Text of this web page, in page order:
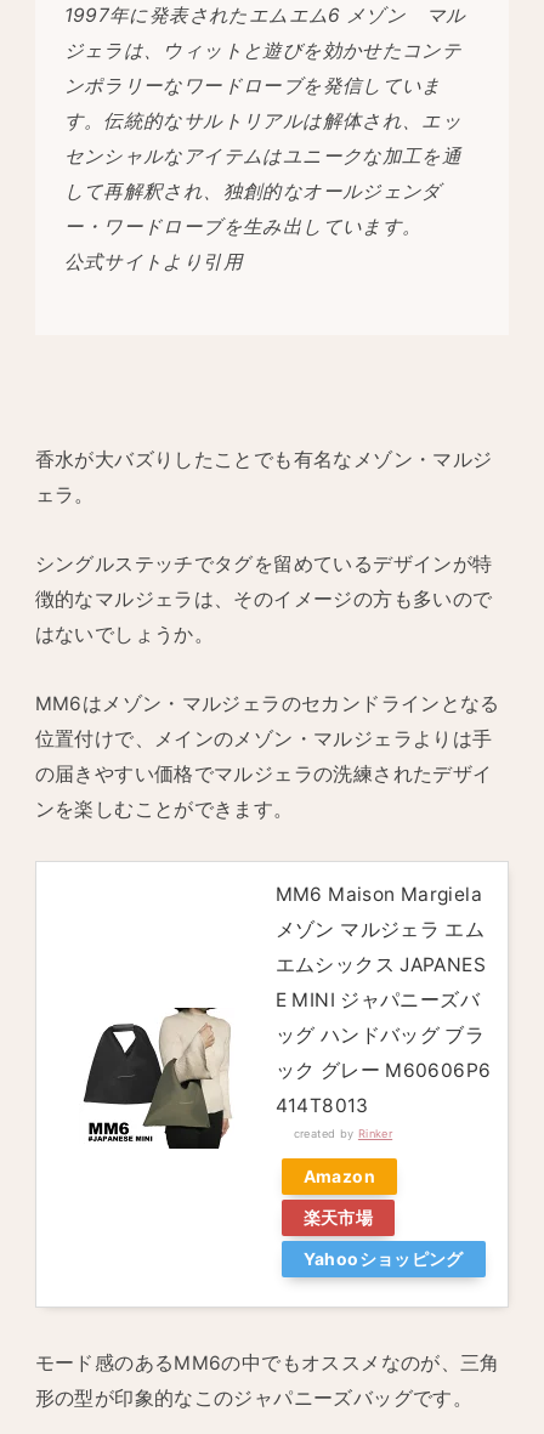
1997年に発表されたエムエム6 メゾン マル
ジェラは、ウィットと遊びを効かせたコンテ
ンポラリーなワードローブを発信していま
す。伝統的なサルトリアルは解体され、エッ
センシャルなアイテムはユニークな加工を通
して再解釈され、独創的なオールジェンダ
ー・ワードローブを生み出しています。
公式サイトより引用
香水が大バズりしたことでも有名なメゾン・マルジ
ェラ。
シングルステッチでタグを留めているデザインが特
徴的なマルジェラは、そのイメージの方も多いので
はないでしょうか。
MM6はメゾン・マルジェラのセカンドラインとなる
位置付けで、メインのメゾン・マルジェラよりは手
の届きやすい価格でマルジェラの洗練されたデザイ
ンを楽しむことができます。
MM6 Maison Margiela
メゾン マルジェラ エム
エムシックス JAPANES
E MINI ジャパニーズバ
ッグ ハンドバッグ ブラ
ック グレー M60606P6
414T8013
created by Rinker
Amazon
楽天市場
Yahooショッピング
モード感のあるMM6の中でもオススメなのが、三角
形の型が印象的なこのジャパニーズバッグです。